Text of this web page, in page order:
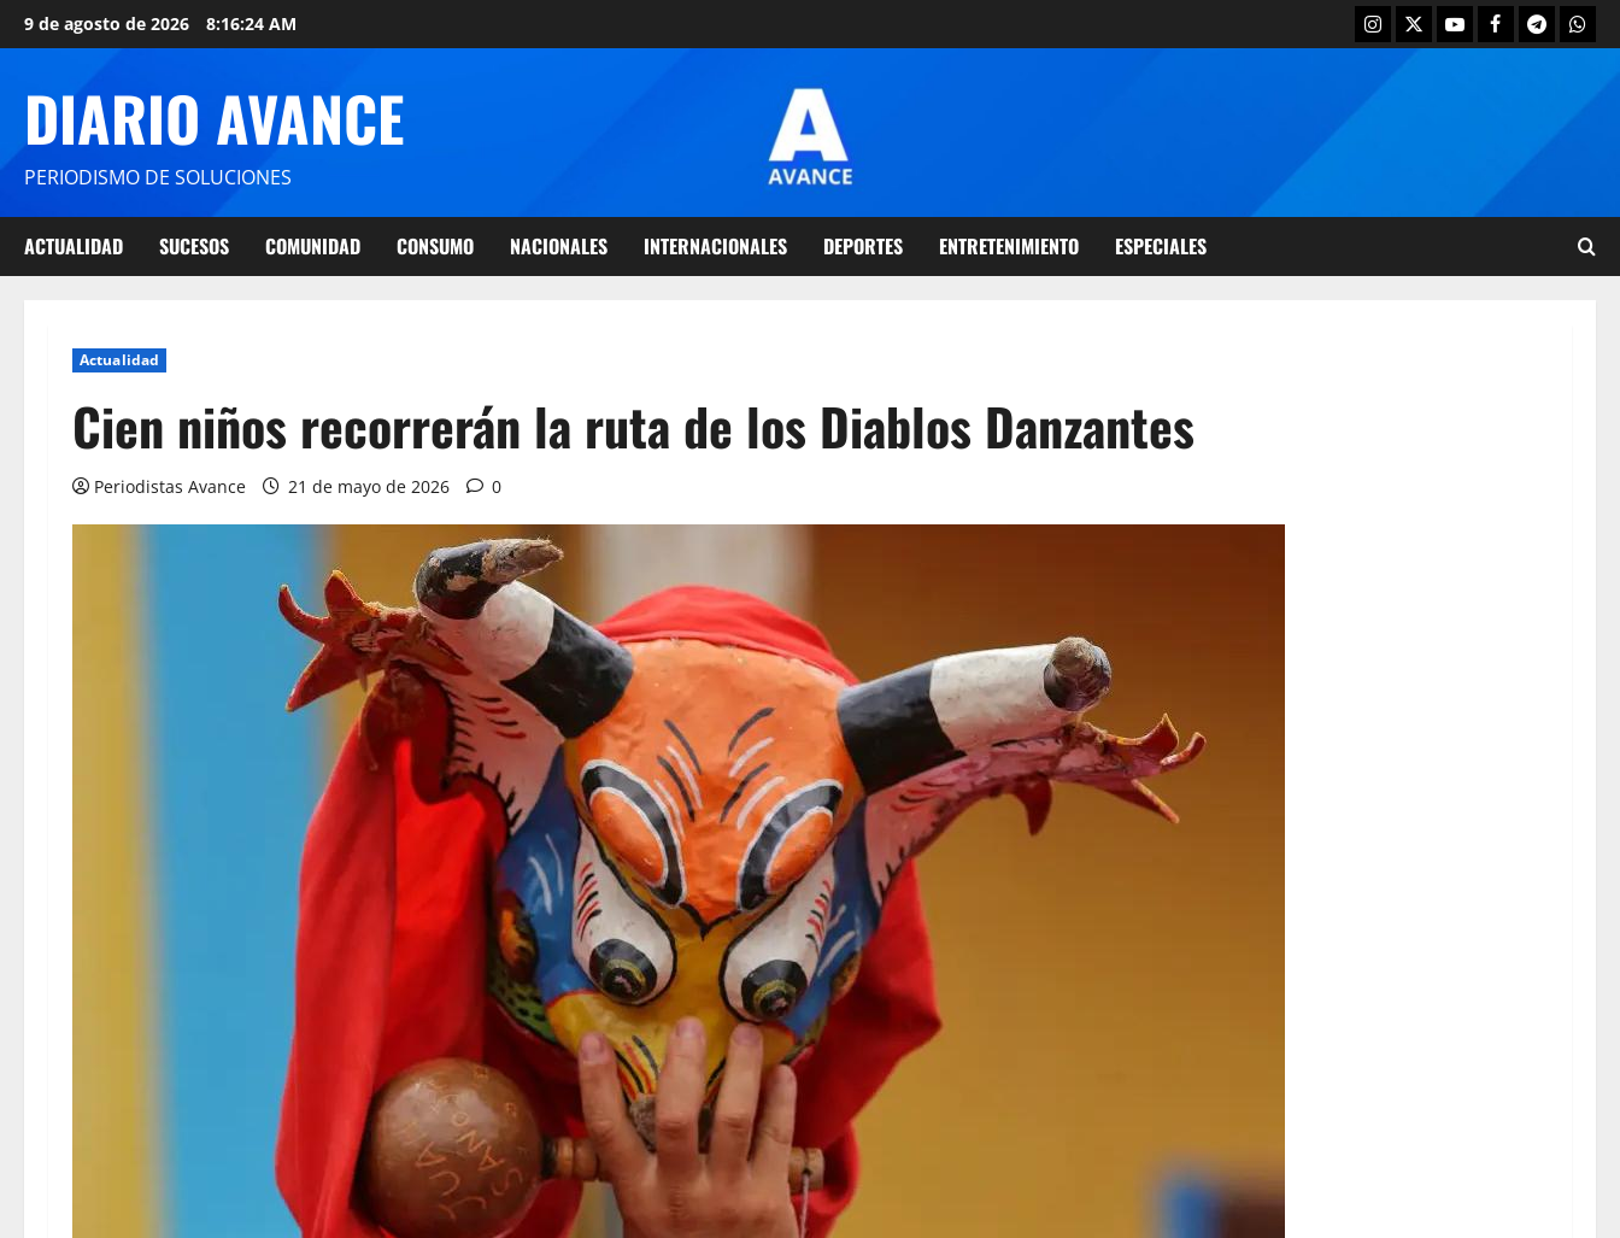
9 de agosto de 2026 8:16:25 AM
DIARIO AVANCE
PERIODISMO DE SOLUCIONES
ACTUALIDAD SUCESOS COMUNIDAD CONSUMO NACIONALES INTERNACIONALES DEPORTES ENTRETENIMIENTO ESPECIALES
Actualidad
Cien niños recorrerán la ruta de los Diablos Danzantes
Periodistas Avance 21 de mayo de 2026 0